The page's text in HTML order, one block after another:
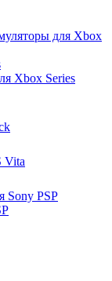
для Xbox
Xbox Series
Vita
Sony PSP